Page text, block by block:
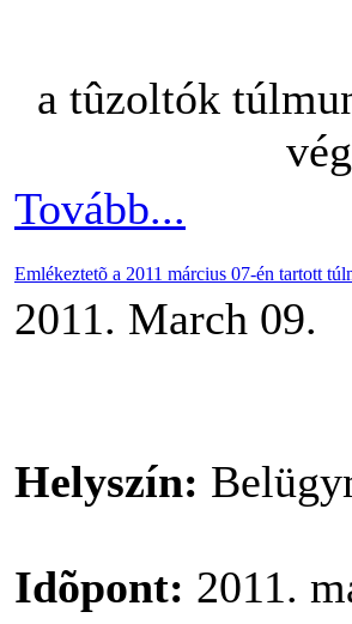
a tûzoltók
Tovább...
Emlékeztetõ a 2011 március 07-én tartott
2011. March 09.
Helyszín:
Idõpont: 2011.